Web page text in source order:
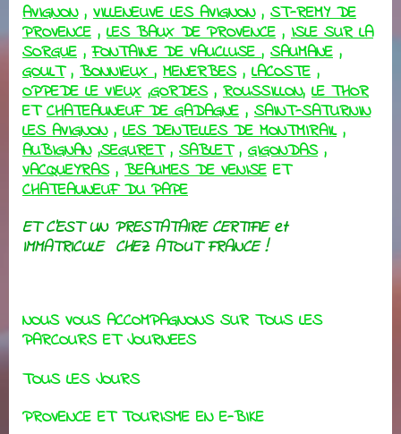
AVIGNON, VILLENEUVE LES AVIGNON, ST-REMY DE
PROVENCE , LES BAUX DE PROVENCE , ISLE SUR LA
SORGUE ,FONTAINE DE VAUCLUSE, SAUMANE ,
GOULT, BONNIEUX, MENERBES, LACOSTE ,
OPPEDE LE VIEUX ,GORDES, ROUSSILLON, LE THOR
ETCHATEAUNEUF DE GADAGNE , SAINT-SATURNIN
LES AVIGNON, LES DENTELLES DE MONTMIRAIL,
AUBIGNAN,SEGURET, SABLET, GIGONDAS,
VACQUEYRAS, BEAUMES DE VENISE ET
CHATEAUNEUF DU PAPE
ET C'EST UN PRESTATAIRE CERTIFIE et
IMMATRICULE CHEZ ATOUT FRANCE !
NOUS VOUS ACCOMPAGNONS SUR TOUS LES
PARCOURS ET JOURNEES
TOUS LES JOURS
PROVENCE ET TOURISME EN E-BIKE